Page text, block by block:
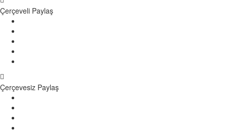
Çerçeveli Paylaş
Çerçevesiz Paylaş